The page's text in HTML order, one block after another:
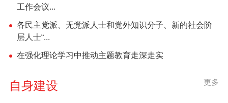
工作会议...
各民主党派、无党派人士和党外知识分子、新的社会阶
层人士“...
在强化理论学习中推动主题教育走深走实
更多
自身建设